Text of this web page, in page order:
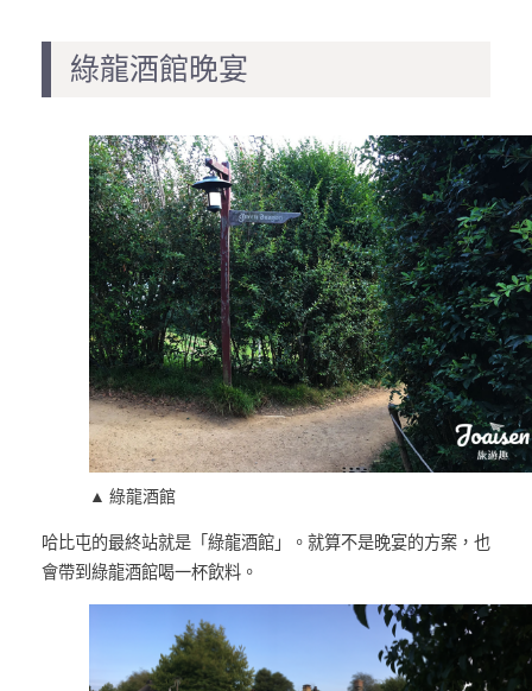
綠龍酒館晚宴
▲ 綠龍酒館
哈比屯的最終站就是「綠龍酒館」。就算不是晚宴的方案，也
會帶到綠龍酒館喝一杯飲料。